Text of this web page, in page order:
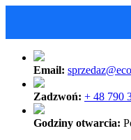
Email:
Zadzwoń: + 48 790
Godziny otwarcia: